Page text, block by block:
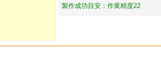
製作成功目安：作業精度22